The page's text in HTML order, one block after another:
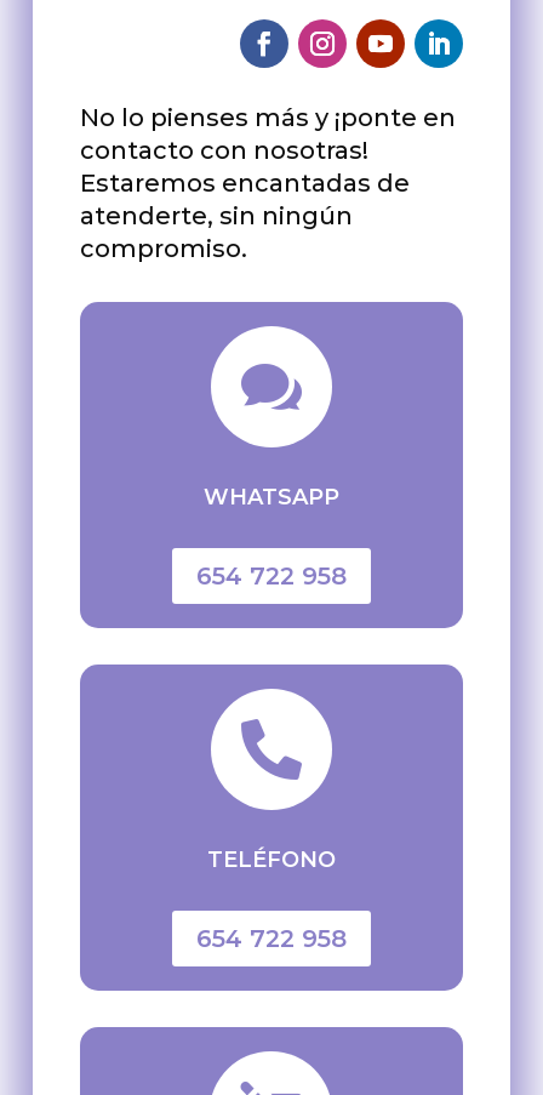
No lo pienses más y ¡ponte en
contacto con nosotras!
Estaremos encantadas de
atenderte, sin ningún
compromiso.

WHATSAPP
654 722 958

TELÉFONO
654 722 958